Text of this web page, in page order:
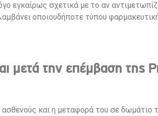
εγκαίρως σχετικά με το αν
οποιουδήποτε τύπου
μετά την επέμβαση της
και η μεταφορά του σε δωμάτιο